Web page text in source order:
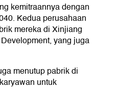
kemitraannya dengan
Kedua perusahaan
mereka di Xinjiang
yang juga
menutup pabrik di
untuk